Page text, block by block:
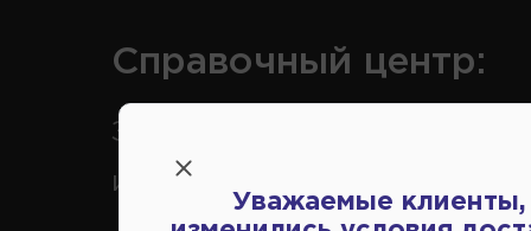
Справочный центр:
Заказ шин, дисков,
иномарки
Уважаемые клиенты,